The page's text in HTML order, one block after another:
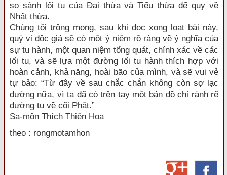
so sánh lối tu của Đại thừa và Tiểu thừa để quy về
Nhất thừa.
Chúng tôi trông mong, sau khi đọc xong loạt bài này,
quý vị độc giả sẽ có một ý niệm rõ ràng về ý nghĩa của
sự tu hành, một quan niệm tổng quát, chính xác về các
lối tu, và sẽ lựa một đường lối tu hành thích hợp với
hoàn cảnh, khả năng, hoài bão của mình, và sẽ vui vẻ
tự bảo: “Từ đây về sau chắc chắn không còn sợ lạc
đường nữa, vì ta đã có trên tay một bản đồ chỉ rành rẽ
đường tu về cõi Phật.”
Sa-môn Thích Thiện Hoa
theo : rongmotamhon